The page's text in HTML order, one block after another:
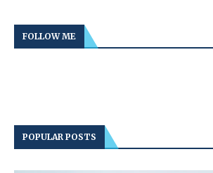
FOLLOW ME
POPULAR POSTS